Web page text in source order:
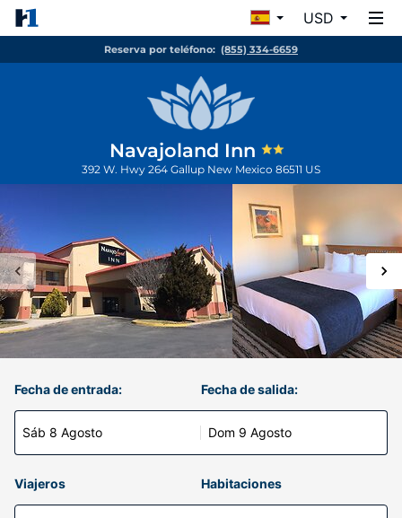
USD
Reserva por teléfono: (855) 334-6659
Navajoland Inn
392 W. Hwy 264 Gallup New Mexico 86511 US
Fecha de entrada:
Sáb 8 Agosto
Fecha de salida:
Dom 9 Agosto
Viajeros Habitaciones